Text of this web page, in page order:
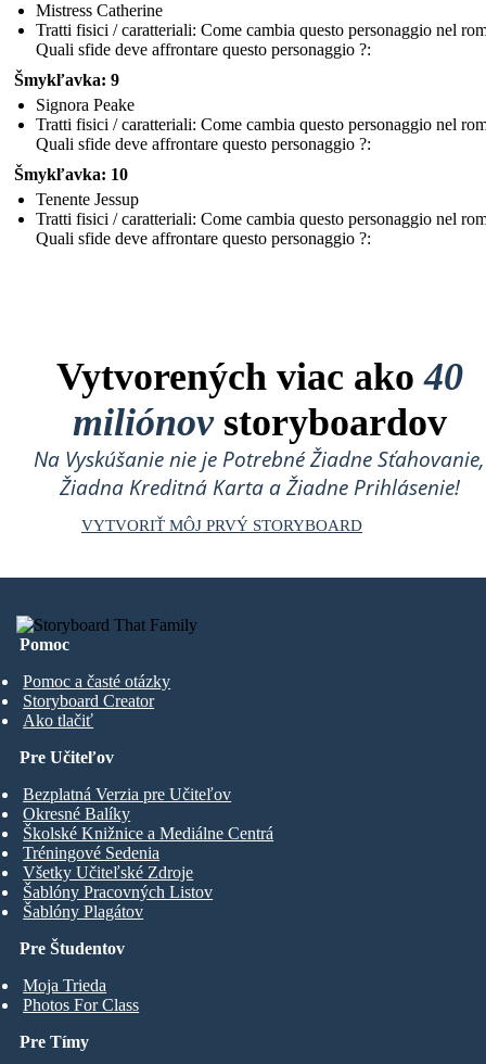
Mistress Catherine
Tratti fisici / caratteriali: Come cambia questo personaggio nel
Quali sfide deve affrontare questo personaggio ?:
Šmykľavka: 9
Signora Peake
Tratti fisici / caratteriali: Come cambia questo personaggio nel
Quali sfide deve affrontare questo personaggio ?:
Šmykľavka: 10
Tenente Jessup
Tratti fisici / caratteriali: Come cambia questo personaggio nel
Quali sfide deve affrontare questo personaggio ?:
Vytvorených viac ako40
miliónovstoryboardov
Na Vyskúšanie nie je Potrebné Žiadne Sťahovanie,
Žiadna Kreditná Karta a Žiadne Prihlásenie!
VYTVORIŤ MÔJ PRVÝ STORYBOARD
Pomoc
Pomoc a časté otázky
Storyboard Creator
Ako tlačiť
Pre Študentov
Moja Trieda
Photos For Class
Pre Učiteľov
Bezplatná Verzia pre Učiteľov
Okresné Balíky
Školské Knižnice a Mediálne Centrá
Tréningové Sedenia
Všetky Učiteľské Zdroje
Šablóny Pracovných Listov
Šablóny Plagátov
Pre Tímy